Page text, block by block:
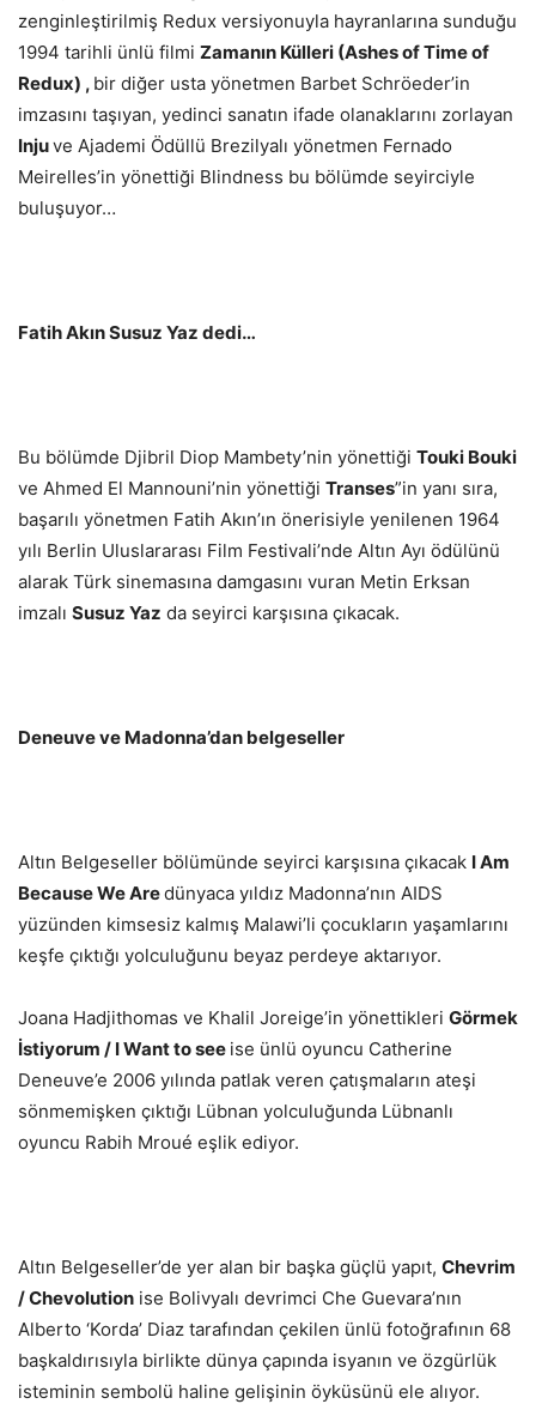
zenginleştirilmiş Redux versiyonuyla hayranlarına sunduğu
1994 tarihli ünlü filmi Zamanın Külleri (Ashes of Time of
Redux) , bir diğer usta yönetmen Barbet Schröeder’in
imzasını taşıyan, yedinci sanatın ifade olanaklarını zorlayan
Injuve Ajademi Ödüllü Brezilyalı yönetmen Fernado
Meirelles’in yönettiği Blindness bu bölümde seyirciyle
buluşuyor…
Fatih Akın Susuz Yaz dedi…
Bu bölümde Djibril Diop Mambety’nin yönettiği Touki Bouki
ve Ahmed El Mannouni’nin yönettiği Transes”in yanı sıra,
başarılı yönetmen Fatih Akın’ın önerisiyle yenilenen 1964
yılı Berlin Uluslararası Film Festivali’nde Altın Ayı ödülünü
alarak Türk sinemasına damgasını vuran Metin Erksan
imzalı Susuz Yaz da seyirci karşısına çıkacak.
Deneuve ve Madonna’dan belgeseller
Altın Belgeseller bölümünde seyirci karşısına çıkacak I Am
Because We Aredünyaca yıldız Madonna’nın AIDS
yüzünden kimsesiz kalmış Malawi’li çocukların yaşamlarını
keşfe çıktığı yolculuğunu beyaz perdeye aktarıyor.
Joana Hadjithomas ve Khalil Joreige’in yönettikleri Görmek
İstiyorum / I Want to see ise ünlü oyuncu Catherine
Deneuve’e 2006 yılında patlak veren çatışmaların ateşi
sönmemişken çıktığı Lübnan yolculuğunda Lübnanlı
oyuncu Rabih Mroué eşlik ediyor.
Altın Belgeseller’de yer alan bir başka güçlü yapıt, Chevrim
/ Chevolution ise Bolivyalı devrimci Che Guevara’nın
Alberto ‘Korda’ Diaz tarafından çekilen ünlü fotoğrafının 68
başkaldırısıyla birlikte dünya çapında isyanın ve özgürlük
isteminin sembolü haline gelişinin öyküsünü ele alıyor.